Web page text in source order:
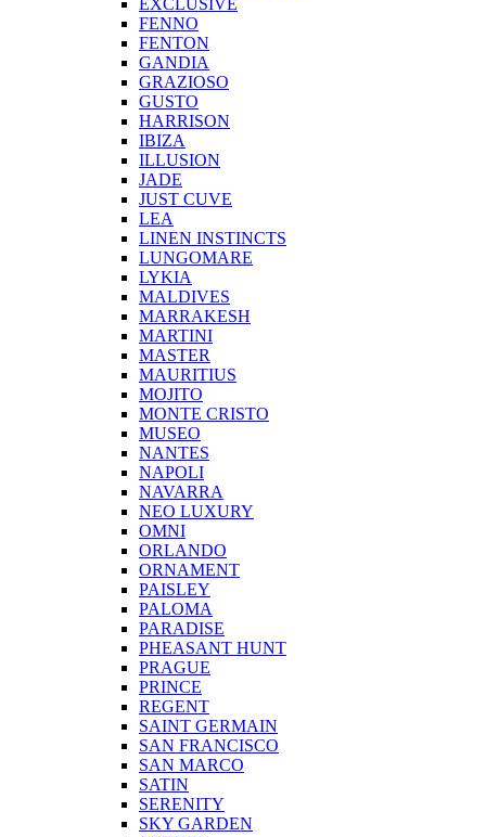
EXCLUSIVE
FENNO
FENTON
GANDIA
GRAZIOSO
GUSTO
HARRISON
IBIZA
ILLUSION
JADE
JUST CUVE
LEA
LINEN INSTINCTS
LUNGOMARE
LYKIA
MALDIVES
MARRAKESH
MARTINI
MASTER
MAURITIUS
MOJITO
MONTE CRISTO
MUSEO
NANTES
NAPOLI
NAVARRA
NEO LUXURY
OMNI
ORLANDO
ORNAMENT
PAISLEY
PALOMA
PARADISE
PHEASANT HUNT
PRAGUE
PRINCE
REGENT
SAINT GERMAIN
SAN FRANCISCO
SAN MARCO
SATIN
SERENITY
SKY GARDEN